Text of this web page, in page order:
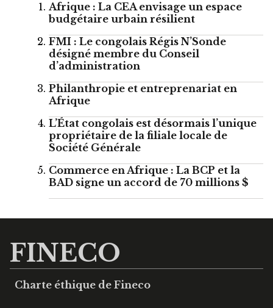
Afrique : La CEA envisage un espace
budgétaire urbain résilient
FMI : Le congolais Régis N’Sonde
désigné membre du Conseil
d’administration
Philanthropie et entreprenariat en
Afrique
L’État congolais est désormais l’unique
propriétaire de la filiale locale de
Société Générale
Commerce en Afrique : La BCP et la
BAD signe un accord de 70 millions $
FINECO
Charte éthique de Fineco